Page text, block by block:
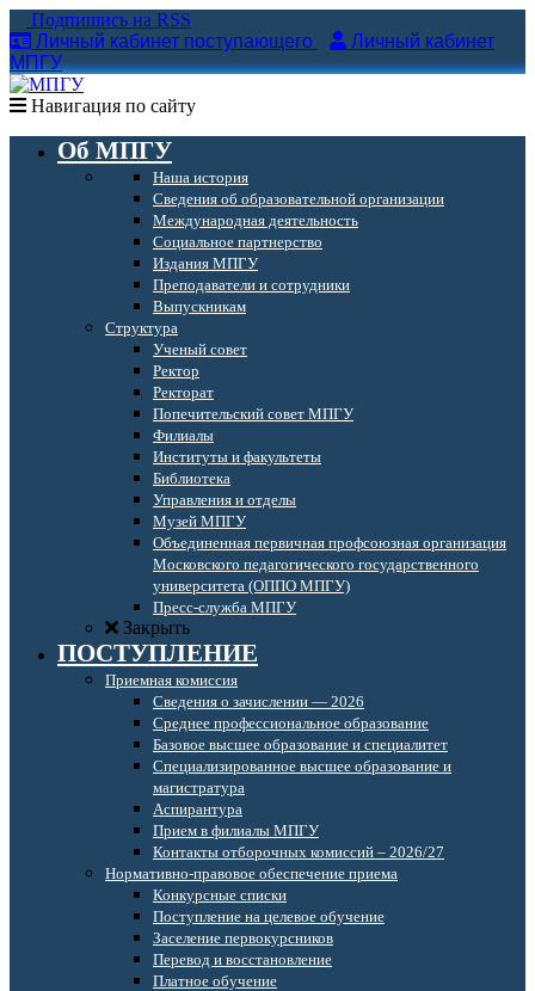
Подпишись на RSS
Личный кабинет поступающего
Личный кабинет
МПГУ
Навигация по сайту
Об МПГУ
Наша история
Сведения об образовательной организации
Международная деятельность
Социальное партнерство
Издания МПГУ
Преподаватели и сотрудники
Выпускникам
Структура
Ученый совет
Ректор
Ректорат
Попечительский совет МПГУ
Филиалы
Институты и факультеты
Библиотека
Управления и отделы
Музей МПГУ
Объединенная первичная профсоюзная организация
Московского педагогического государственного
университета (ОППО МПГУ)
Пресс-служба МПГУ
Закрыть
ПОСТУПЛЕНИЕ
Приемная комиссия
Сведения о зачислении — 2026
Среднее профессиональное образование
Базовое высшее образование и специалитет
Специализированное высшее образование и
магистратура
Аспирантура
Прием в филиалы МПГУ
Контакты отборочных комиссий – 2026/27
Нормативно-правовое обеспечение приема
Конкурсные списки
Поступление на целевое обучение
Заселение первокурсников
Перевод и восстановление
Платное обучение